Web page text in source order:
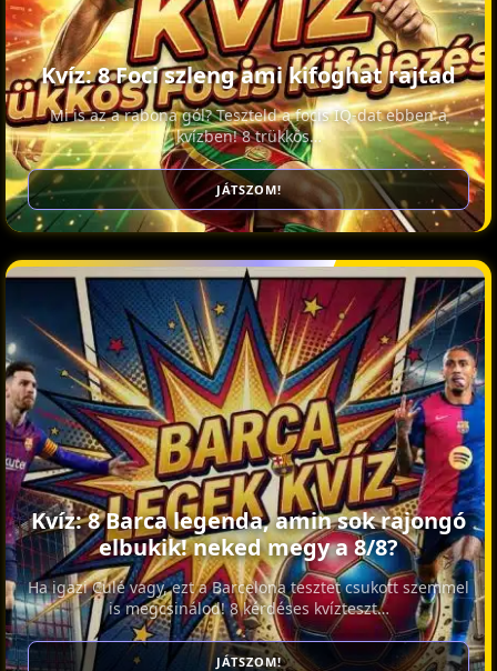
Kvíz: 8 Foci szleng ami kifoghat rajtad
Mi is az a rabona gól? Teszteld a focis IQ-dat ebben a
kvízben! 8 trükkös…
JÁTSZOM!
Kvíz: 8 Barca legenda, amin sok rajongó
elbukik! neked megy a 8/8?
Ha igazi Culé vagy, ezt a Barcelona tesztet csukott szemmel
is megcsinálod! 8 kérdéses kvízteszt…
JÁTSZOM!